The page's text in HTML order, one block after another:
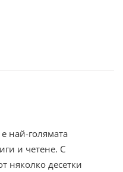
е най-голямата
и четене. С
няколко десетки